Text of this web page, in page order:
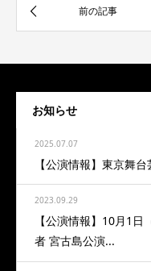
お知らせ
2025.07.07
【公演情報】東京舞
2023.09.29
【公演情報】10月1
者 宮古島公演...